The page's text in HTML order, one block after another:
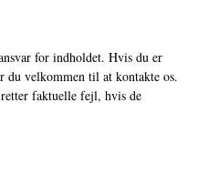
for indholdet. Hvis du er
du velkommen til at kontakte os.
faktuelle fejl, hvis de